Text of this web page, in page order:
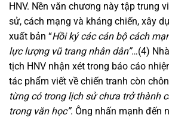
HNV. Nền văn chương này tập trung
sử, cách mạng và kháng chiến, xây
xuất bản “Hồi ký các cán bộ cách
lực lượng vũ trang nhân dân”…(4)
tịch HNV nhận xét trong báo cáo
tác phẩm viết về chiến tranh còn
từng có trong lịch sử chưa trở thành
trong văn học”. Ông nhấn mạnh đến